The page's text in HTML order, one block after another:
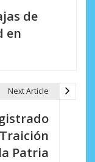
de
en
Next Article
Patria